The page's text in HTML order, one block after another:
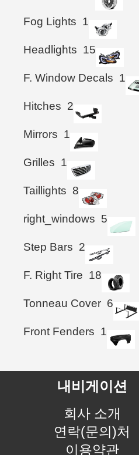
Fog Lights 1
Headlights 15
F. Window Decals 1
Hitches 2
Mirrors 1
Grilles 1
Taillights 8
right_windows 5
Step Bars 2
F. Right Tire 18
Tonneau Cover 6
Front Fenders 1
내비게이션
회사 소개
연락(문의)처
이용약관